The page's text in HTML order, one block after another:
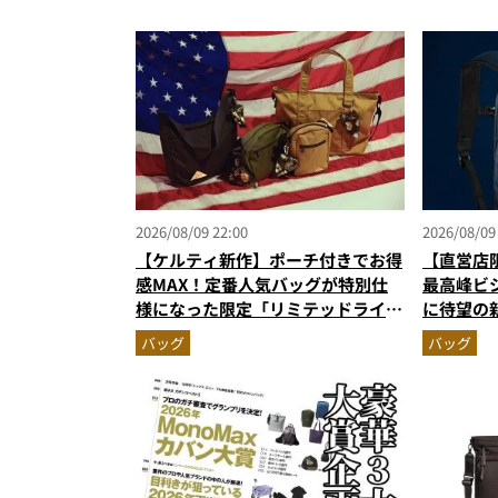
2026/08/09 22:00
【ケルティ新作】ポーチ付きでお得
感MAX！定番人気バッグが特別仕
様になった限定「リミテッドライ
ン」に注目
バッグ
2026/08/
【直営
最高峰ビ
に待望の
ルダー＆
が無敵に
バッグ